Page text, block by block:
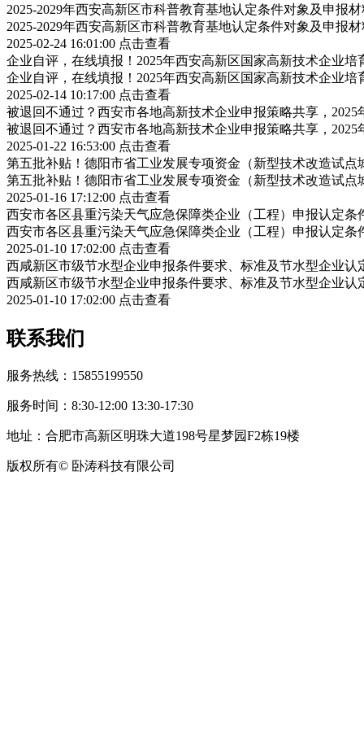
2025-2029年西安高新区市科普教育基地认定条件对象及申报
2025-2029年西安高新区市科普教育基地认定条件对象及申报
2025-02-24 16:01:00 点击查看
企业自评，在线填报！2025年西安高新区国家高新技术企业
企业自评，在线填报！2025年西安高新区国家高新技术企业
2025-02-14 10:17:00 点击查看
被退回不通过？西安市各地高新技术企业申报策略共享，
被退回不通过？西安市各地高新技术企业申报策略共享，
2025-01-22 16:53:00 点击查看
第五批补贴！德阳市省工业发展专项资金（新型技术改造试点
第五批补贴！德阳市省工业发展专项资金（新型技术改造试点
2025-01-16 17:12:00 点击查看
西安市各区县重污染天气应急保障类企业（工程）申报认定条
西安市各区县重污染天气应急保障类企业（工程）申报认定条
2025-01-10 17:02:00 点击查看
西咸新区市级节水型企业申报条件要求、标准及节水型企业认
西咸新区市级节水型企业申报条件要求、标准及节水型企业认
2025-01-10 17:02:00 点击查看
联系我们
服务热线：15855199550
服务时间：8:30-12:00 13:30-17:30
地址：合肥市高新区明珠大道198号星梦园F2栋19楼
版权所有© 卧涛科技有限公司